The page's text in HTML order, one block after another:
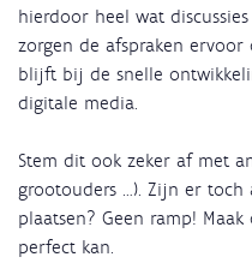
hierdoor heel wat
zorgen de afspraken ervoor
blijft bij de snelle
digitale media.
Stem dit ook zeker af met
grootouders …). Zijn er toch
plaatsen? Geen ramp!
perfect kan.